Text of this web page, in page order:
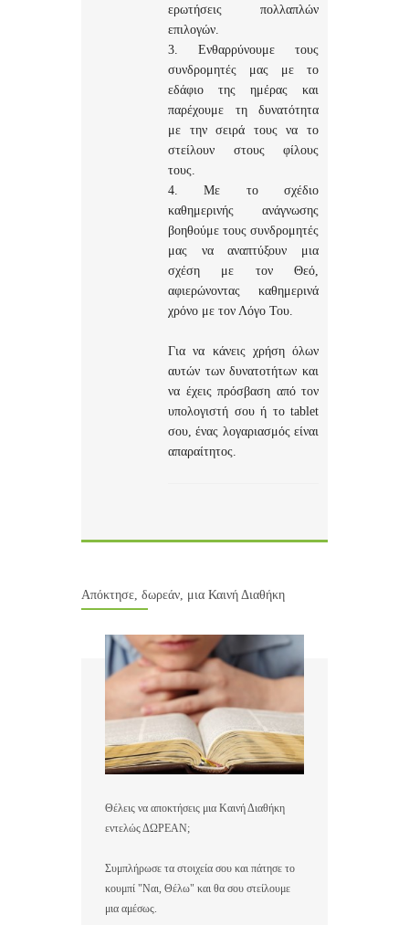
ερωτήσεις πολλαπλών
επιλογών.
3. Ενθαρρύνουμε τους
συνδρομητές μας με το
εδάφιο της ημέρας και
παρέχουμε τη δυνατότητα
με την σειρά τους να το
στείλουν στους φίλους
τους.
4. Με το σχέδιο
καθημερινής ανάγνωσης
βοηθούμε τους συνδρομητές
μας να αναπτύξουν μια
σχέση με τον Θεό,
αφιερώνοντας καθημερινά
χρόνο με τον Λόγο Του.
Για να κάνεις χρήση όλων
αυτών των δυνατοτήτων και
να έχεις πρόσβαση από τον
υπολογιστή σου ή το tablet
σου, ένας λογαριασμός είναι
απαραίτητος.
Απόκτησε, δωρεάν, μια Καινή Διαθήκη
Θέλεις να αποκτήσεις μια Καινή Διαθήκη
εντελώς ΔΩΡΕΑΝ;
Συμπλήρωσε τα στοιχεία σου και πάτησε το
κουμπί "Ναι, Θέλω" και θα σου στείλουμε
μια αμέσως.